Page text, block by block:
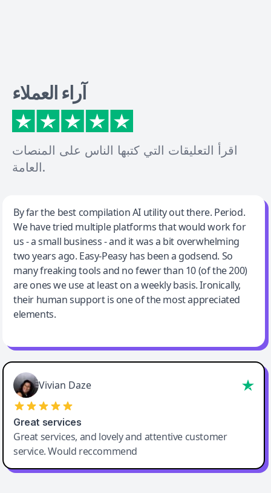
آراء العملاء
اقرأ التعليقات التي كتبها الناس على المنصات
العامة.
Jeff Wilson
By far the best compilation AI utility
By far the best compilation AI utility out there. Period.
We have tried multiple platforms that would work for
us - a small business - and it was a bit overwhelming
two years ago. Easy-Peasy has been a godsend. So
many freaking tools and no fewer than 10 (of the 200)
are ones we use at least on a weekly basis. Ironically,
their human support is one of the most appreciated
elements.
Vivian Daze
Great services
Great services, and lovely and attentive customer
service. Would reccommend